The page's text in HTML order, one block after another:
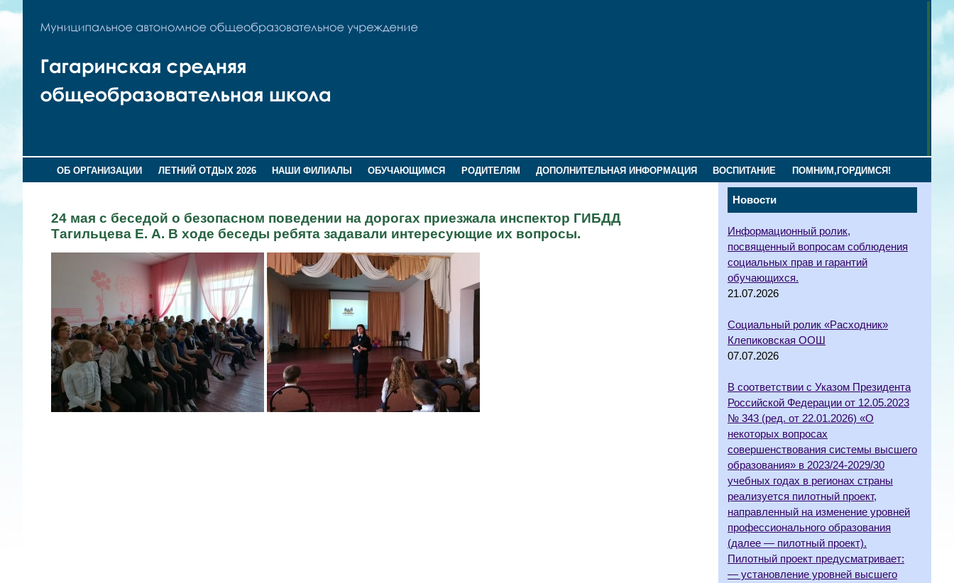
ОБ ОРГАНИЗАЦИИ ЛЕТНИЙ ОТДЫХ 2026 НАШИ ФИЛИАЛЫ ОБУЧАЮЩИМСЯ РОДИТЕЛЯМ ДОПОЛНИТЕЛЬНАЯ ИНФОРМАЦИЯ ВОСПИТАНИЕ ПОМНИМ,ГОРДИМСЯ!
Новости
Информационный ролик,
посвященный вопросам соблюдения
социальных прав и гарантий
обучающихся.
21.07.2026
Социальный ролик «Расходник»
Клепиковская ООШ
07.07.2026
В соответствии с Указом Президента
Российской Федерации от 12.05.2023
№ 343 (ред. от 22.01.2026) «О
некоторых вопросах
совершенствования системы высшего
образования» в 2023/24-2029/30
учебных годах в регионах страны
реализуется пилотный проект,
направленный на изменение уровней
профессионального образования
(далее — пилотный проект).
Пилотный проект предусматривает:
— установление уровней высшего
24 мая с беседой о безопасном поведении на дорогах приезжала инспектор ГИБДД
Тагильцева Е. А. В ходе беседы ребята задавали интересующие их вопросы.